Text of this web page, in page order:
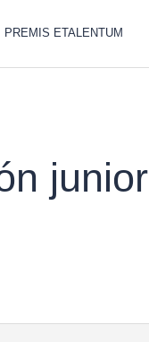
PREMIS ETALENTUM
junior